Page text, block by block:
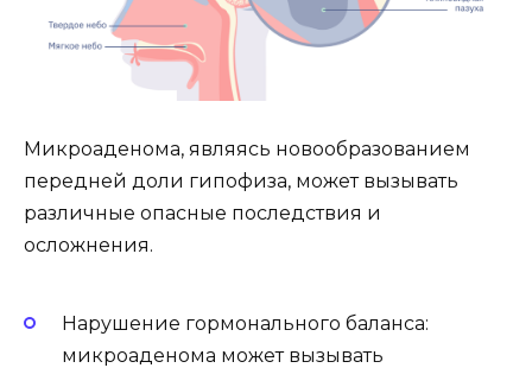
Микроаденома, являясь новообразованием
передней доли гипофиза, может вызывать
различные опасные последствия и
осложнения.
Нарушение гормонального баланса:
микроаденома может вызывать